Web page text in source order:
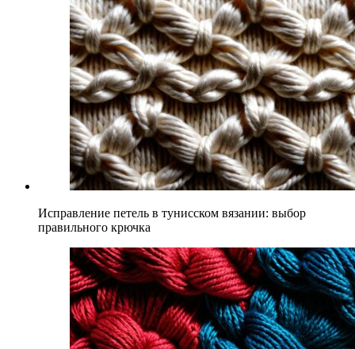
Исправление петель в тунисском вязании: выбор
правильного крючка